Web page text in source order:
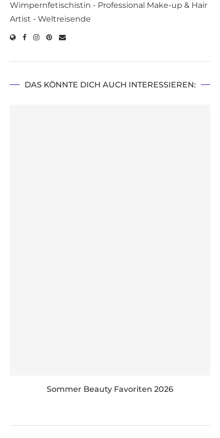
Wimpernfetischistin - Professional Make-up & Hair
Artist - Weltreisende
DAS KÖNNTE DICH AUCH INTERESSIEREN:
Sommer Beauty Favoriten 2026